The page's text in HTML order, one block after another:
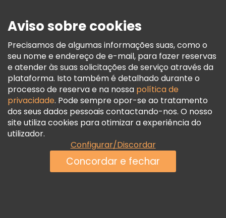
Termos E Informações Legais
Política De Cookies
Freetour Prémios
Programa De Fidelidade
Aviso sobre cookies
Precisamos de algumas informações suas, como o
seu nome e endereço de e-mail, para fazer reservas
e atender às suas solicitações de serviço através da
plataforma. Isto também é detalhado durante o
processo de reserva e na nossa política de
privacidade. Pode sempre opor-se ao tratamento
dos seus dados pessoais contactando-nos. O nosso
site utiliza cookies para otimizar a experiência do
utilizador.
Configurar/Discordar
Concordar e fechar